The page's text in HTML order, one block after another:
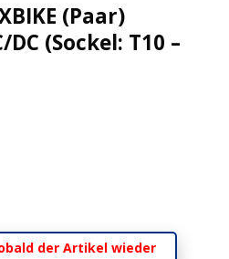
(Paar)
(Sockel: T10 –
der Artikel wieder